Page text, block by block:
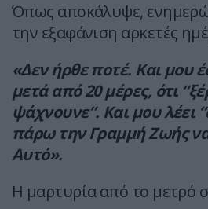
Όπως αποκάλυψε,
την εξαφάνιση αρκετές
«Δεν ήρθε ποτέ. Και μου
μετά από 20 μέρες, ότι
ψάχνουνε”. Και μου λέει
πάρω την Γραμμή Ζωής
Αυτό».
Η μαρτυρία από το μετρό